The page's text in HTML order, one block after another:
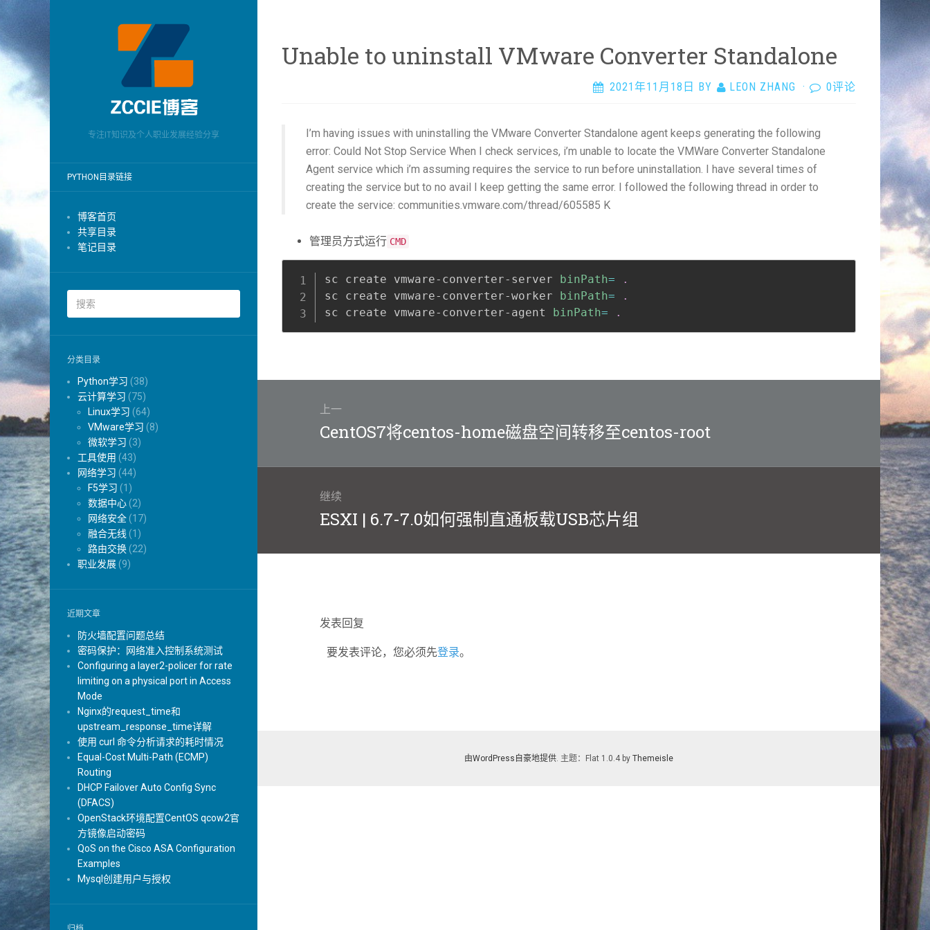
专注IT知识及个人职业发展经验分享
PYTHON目录链接
博客首页
共享目录
笔记目录
分类目录
Python学习 (38)
云计算学习 (75)
Linux学习 (64)
VMware学习 (8)
微软学习 (3)
工具使用 (43)
网络学习 (44)
F5学习 (1)
数据中心(2)
网络安全(17)
融合无线 (1)
路由交换(22)
职业发展(9)
近期文章
防火墙配置问题总结
密码保护：网络准入控制系统测试
Configuring a layer2-policer for rate
limiting on a physical port in Access
Mode
Nginx的request_time和
upstream_response_time详解
使用 curl 命令分析请求的耗时情况
Equal-Cost Multi-Path (ECMP)
Routing
DHCP Failover Auto Config Sync
(DFACS)
OpenStack环境配置CentOS qcow2官
方镜像启动密码
QoS on the Cisco ASA Configuration
Examples
Mysql创建用户与授权
Unable to uninstall VMware Converter Standalone
2021年11月18日 BY LEON ZHANG · 0评论
I’m having issues with uninstalling the VMware Converter Standalone agent keeps generating the following
error: Could Not Stop Service When I check services, i’m unable to locate the VMWare Converter Standalone
Agent service which i’m assuming requires the service to run before uninstallation. I have several times of
creating the service but to no avail I keep getting the same error. I followed the following thread in order to
create the service: communities.vmware.com/thread/605585 K
管理员方式运行 CMD
sc create vmware-converter-server binPath=
.
sc create vmware-converter-worker binPath=
.
sc create vmware-converter-agent binPath= .
航
上一
上
CentOS7将centos-home磁盘空间转移至centos-root
继续
下
ESXI | 6.7-7.0如何强制直通板载USB芯片组
发表回复
要发表评论，您必须先登录。
由WordPress自豪地提供. 主题：Flat 1.0.4 by Themeisle